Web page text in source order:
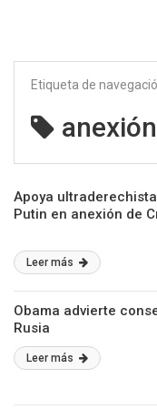
Etiqueta de
anexión
Apoya
Putin en anexión de
Leer más
Obama advierte
Rusia
Leer más